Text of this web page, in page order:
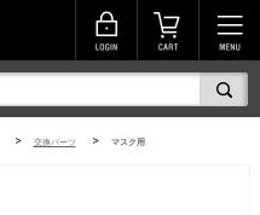
> 交換パーツ > マスク用